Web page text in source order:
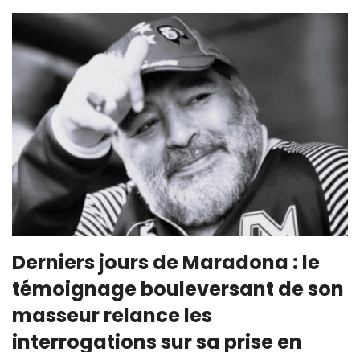
Derniers jours de Maradona : le
témoignage bouleversant de son
masseur relance les
interrogations sur sa prise en